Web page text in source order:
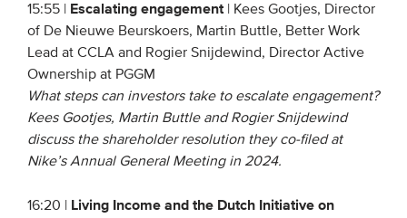
15:55 | Escalating engagement| Kees Gootjes, Director
of De Nieuwe Beurskoers, Martin Buttle, Better Work
Lead at CCLA and Rogier Snijdewind, Director Active
Ownership at PGGM
What steps can investors take to escalate engagement?
Kees Gootjes, Martin Buttle and Rogier Snijdewind
discuss the shareholder resolution they co-filed at
Nike’s Annual General Meeting in 2024.
16:20 | Living Income and the Dutch Initiative on